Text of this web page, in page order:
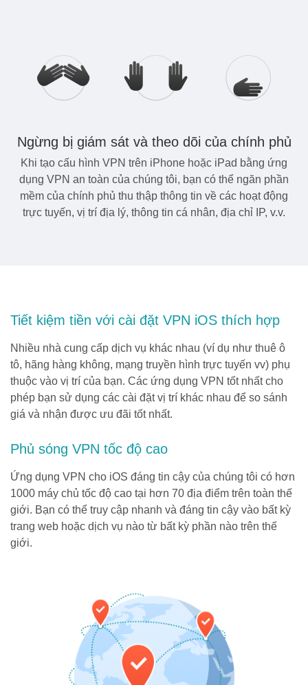
Ngừng bị giám sát và theo dõi của chính phủ
Khi tạo cấu hình VPN trên iPhone hoặc iPad bằng ứng
dụng VPN an toàn của chúng tôi, bạn có thể ngăn phần
mềm của chính phủ thu thập thông tin về các hoạt động
trực tuyến, vị trí địa lý, thông tin cá nhân, địa chỉ IP, v.v.
Tiết kiệm tiền với cài đặt VPN iOS thích hợp
Nhiều nhà cung cấp dịch vụ khác nhau (ví dụ như thuê ô
tô, hãng hàng không, mạng truyền hình trực tuyến vv) phụ
thuộc vào vị trí của bạn. Các ứng dụng VPN tốt nhất cho
phép bạn sử dụng các cài đặt vị trí khác nhau để so sánh
giá và nhận được ưu đãi tốt nhất.
Phủ sóng VPN tốc độ cao
Ứng dụng VPN cho iOS đáng tin cậy của chúng tôi có hơn
1000 máy chủ tốc độ cao tại hơn 70 địa điểm trên toàn thế
giới. Bạn có thể truy cập nhanh và đáng tin cậy vào bất kỳ
trang web hoặc dịch vụ nào từ bất kỳ phần nào trên thế
giới.